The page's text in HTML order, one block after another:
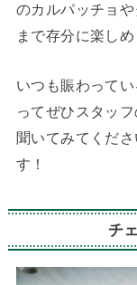
のカルパッチョ
まで存分に楽しめ
いつも賑わって
ってぜひスタッ
聞いてみてくだ
す！
チ